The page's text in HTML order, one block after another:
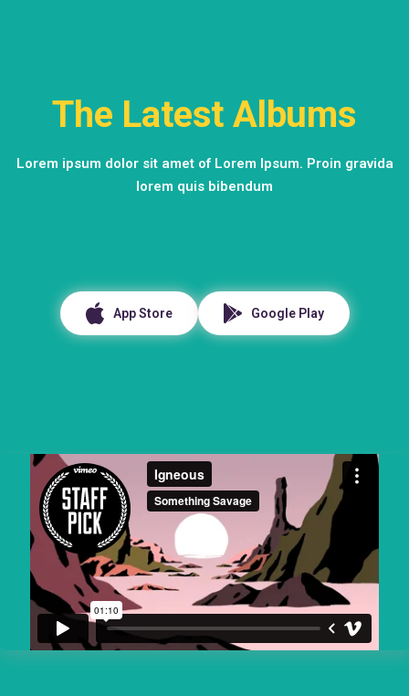
The Latest Albums
Lorem ipsum dolor sit amet of Lorem Ipsum. Proin gravida
lorem quis bibendum
App Store Google Play